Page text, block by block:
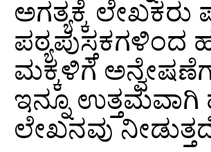
ಅಗತ್ಯಕ್ಕೆ ಲೇಖಕರು
ಮಕ್ಕಳಿಗೆ
ಇನ್ನೂ ಉತ್ತಮವಾಗಿ
ಲೇಖನವು